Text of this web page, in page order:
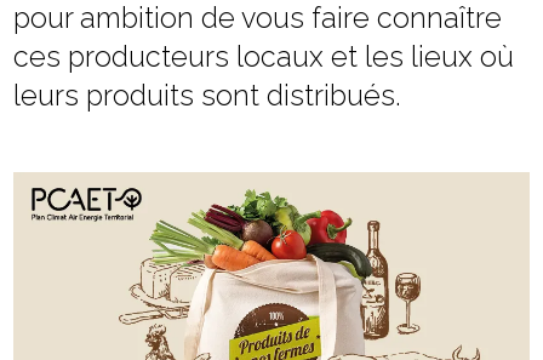
pour ambition de vous faire connaître
ces producteurs locaux et les lieux où
leurs produits sont distribués.